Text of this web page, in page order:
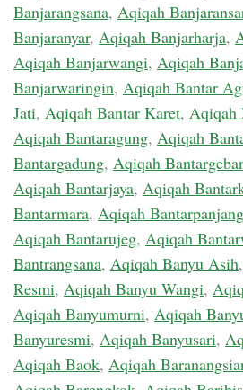
Banjarangsana, Aqiqah
Banjaranyar, Aqiqah Banjarharja,
Aqiqah Banjarwangi, Aqiqah
Banjarwaringin, Aqiqah Bantar
Jati, Aqiqah Bantar Karet, Aqiqah
Aqiqah Bantaragung, Aqiqah
Bantargadung, Aqiqah
Aqiqah Bantarjaya, Aqiqah
Bantarmara, Aqiqah Bantarpanjang
Aqiqah Bantarujeg, Aqiqah
Bantrangsana, Aqiqah Banyu Asih,
Resmi, Aqiqah Banyu Wangi,
Aqiqah Banyumurni, Aqiqah
Banyuresmi, Aqiqah Banyusari,
Aqiqah Baok, Aqiqah